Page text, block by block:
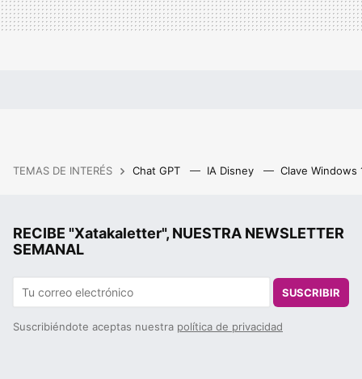
TEMAS DE INTERÉS Chat GPT IA Disney Clave Windows
RECIBE "Xatakaletter", NUESTRA NEWSLETTER
SEMANAL
SUSCRIBIR
Suscribiéndote aceptas nuestra política de privacidad